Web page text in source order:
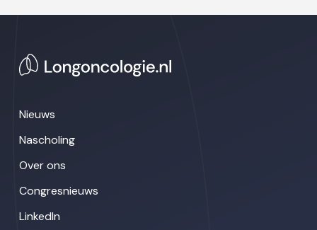
Nieuws
Nascholing
Over ons
Congresnieuws
LinkedIn